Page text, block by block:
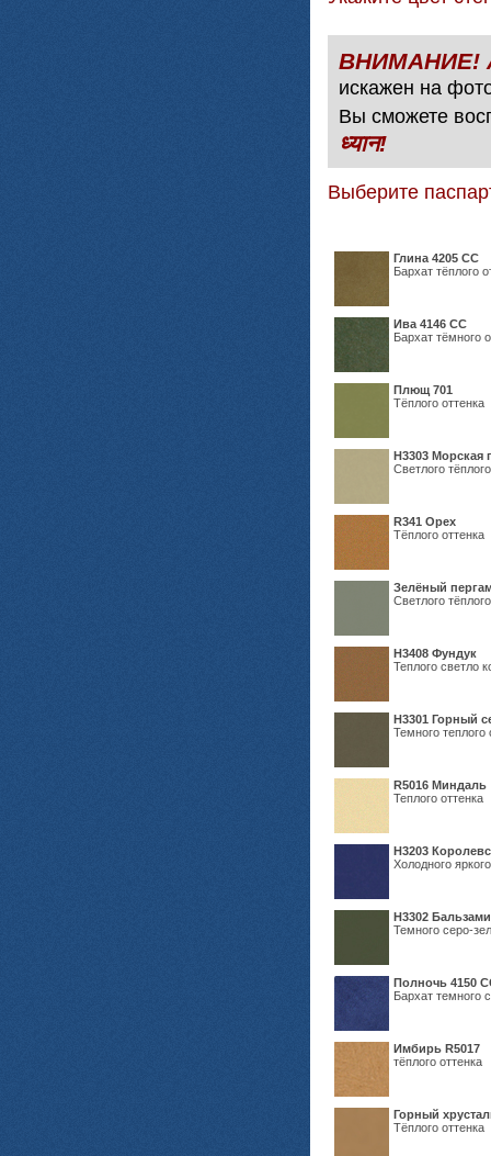
искажен на
Вы сможете
ध्यान!
Выберите
Глина 4205 СС
Бархат тёплого
Ива 4146 СС
Бархат тёмного
Плющ 701
Тёплого оттенка
H3303 Морская
Светлого
R341 Орех
Тёплого оттенка
Зелёный
Светлого
Н3408 Фундук
Теплого светло
Н3301 Горный
Темного теплого
R5016 Миндаль
Теплого оттенка
Н3203
Холодного
Н3302
Темного серо-
Полночь 4150
Бархат темного
Имбирь R5017
тёплого оттенка
Горный
Тёплого оттенка